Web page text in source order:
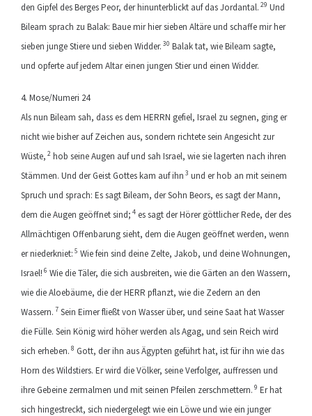
den Gipfel des Berges Peor, der hinunterblickt auf das Jordantal. 29 Und
Bileam sprach zu Balak: Baue mir hier sieben Altäre und schaffe mir her
sieben junge Stiere und sieben Widder. 30 Balak tat, wie Bileam sagte,
und opferte auf jedem Altar einen jungen Stier und einen Widder.
4. Mose/Numeri 24
Als nun Bileam sah, dass es dem HERRN gefiel, Israel zu segnen, ging er
nicht wie bisher auf Zeichen aus, sondern richtete sein Angesicht zur
Wüste, 2 hob seine Augen auf und sah Israel, wie sie lagerten nach ihren
Stämmen. Und der Geist Gottes kam auf ihn 3 und er hob an mit seinem
Spruch und sprach: Es sagt Bileam, der Sohn Beors, es sagt der Mann,
dem die Augen geöffnet sind; 4 es sagt der Hörer göttlicher Rede, der des
Allmächtigen Offenbarung sieht, dem die Augen geöffnet werden, wenn
er niederkniet: 5 Wie fein sind deine Zelte, Jakob, und deine Wohnungen,
Israel! 6 Wie die Täler, die sich ausbreiten, wie die Gärten an den Wassern,
wie die Aloebäume, die der HERR pflanzt, wie die Zedern an den
Wassern. 7 Sein Eimer fließt von Wasser über, und seine Saat hat Wasser
die Fülle. Sein König wird höher werden als Agag, und sein Reich wird
sich erheben. 8 Gott, der ihn aus Ägypten geführt hat, ist für ihn wie das
Horn des Wildstiers. Er wird die Völker, seine Verfolger, auffressen und
ihre Gebeine zermalmen und mit seinen Pfeilen zerschmettern. 9 Er hat
sich hingestreckt, sich niedergelegt wie ein Löwe und wie ein junger